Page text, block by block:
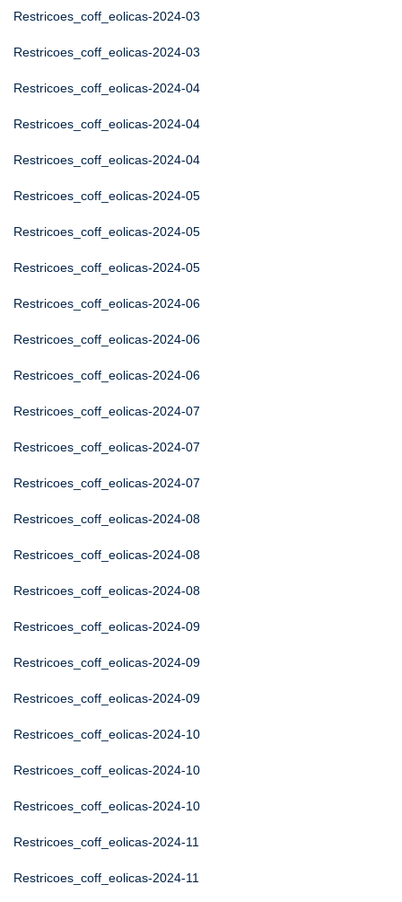
Restricoes_coff_eolicas-2024-03
Restricoes_coff_eolicas-2024-03
Restricoes_coff_eolicas-2024-04
Restricoes_coff_eolicas-2024-04
Restricoes_coff_eolicas-2024-04
Restricoes_coff_eolicas-2024-05
Restricoes_coff_eolicas-2024-05
Restricoes_coff_eolicas-2024-05
Restricoes_coff_eolicas-2024-06
Restricoes_coff_eolicas-2024-06
Restricoes_coff_eolicas-2024-06
Restricoes_coff_eolicas-2024-07
Restricoes_coff_eolicas-2024-07
Restricoes_coff_eolicas-2024-07
Restricoes_coff_eolicas-2024-08
Restricoes_coff_eolicas-2024-08
Restricoes_coff_eolicas-2024-08
Restricoes_coff_eolicas-2024-09
Restricoes_coff_eolicas-2024-09
Restricoes_coff_eolicas-2024-09
Restricoes_coff_eolicas-2024-10
Restricoes_coff_eolicas-2024-10
Restricoes_coff_eolicas-2024-10
Restricoes_coff_eolicas-2024-11
Restricoes_coff_eolicas-2024-11